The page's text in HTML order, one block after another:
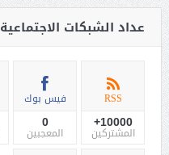
عداد الشبكات الاجتماعية
RSS
10000+
المشتركين
فيس بوك
0
المعجبين